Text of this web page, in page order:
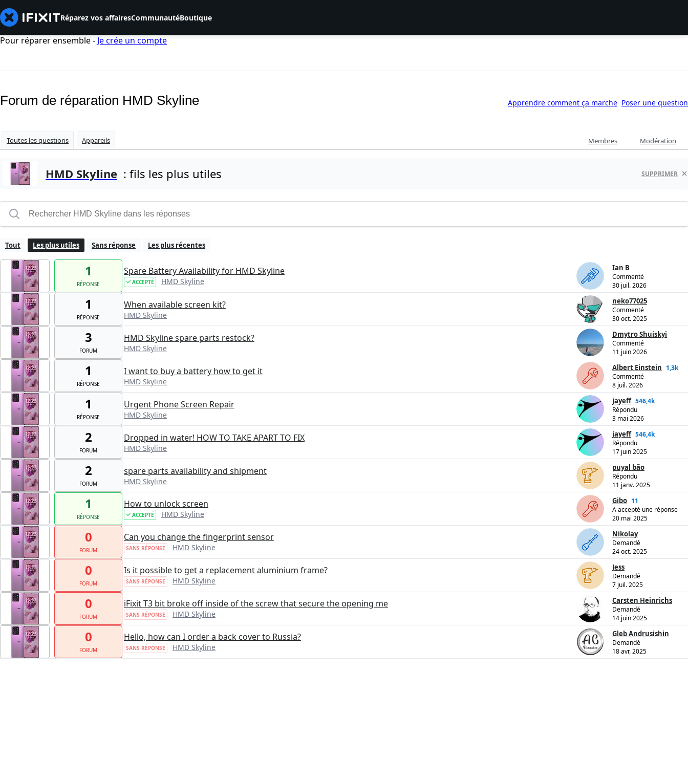
Réparez vos affairesCommunautéBoutique
Pour réparer ensemble - Je crée un compte
Forum de réparation HMD Skyline Apprendre comment ça marche Poser une question
Toutes les questions Appareils Membres Modération
HMD Skyline : fils les plus utiles SUPPRIMER
Tout Les plus utiles Sans réponse Les plus récentes
1
RÉPONSE
Spare Battery Availability for HMD Skyline
ACCEPTÉ HMD Skyline
Ian B
Commenté
30 juil. 2026
1
RÉPONSE
When available screen kit?
HMD Skyline
neko77025
Commenté
30 oct. 2025
3
FORUM
HMD Skyline spare parts restock?
HMD Skyline
Dmytro Shuiskyi
Commenté
11 juin 2026
1
RÉPONSE
I want to buy a battery how to get it
HMD Skyline
Albert Einstein 1,3k
Commenté
8 juil. 2026
1
RÉPONSE
Urgent Phone Screen Repair
HMD Skyline
jayeff 546,4k
Répondu
3 mai 2026
2
FORUM
Dropped in water! HOW TO TAKE APART TO FIX
HMD Skyline
jayeff 546,4k
Répondu
17 juin 2025
2
FORUM
spare parts availability and shipment
HMD Skyline
puyal bão
Répondu
11 janv. 2025
1
RÉPONSE
How to unlock screen
ACCEPTÉ HMD Skyline
Gibo 11
A accepté une réponse
20 mai 2025
0
FORUM
Can you change the fingerprint sensor
SANS RÉPONSE HMD Skyline
Nikolay
Demandé
24 oct. 2025
0
FORUM
Is it possible to get a replacement aluminium frame?
SANS RÉPONSE HMD Skyline
Jess
Demandé
7 juil. 2025
0
FORUM
iFixit T3 bit broke off inside of the screw that secure the opening me
SANS RÉPONSE HMD Skyline
Carsten Heinrichs
Demandé
14 juin 2025
0
FORUM
Hello, how can I order a back cover to Russia?
SANS RÉPONSE HMD Skyline
Gleb Andrusishin
Demandé
18 avr. 2025